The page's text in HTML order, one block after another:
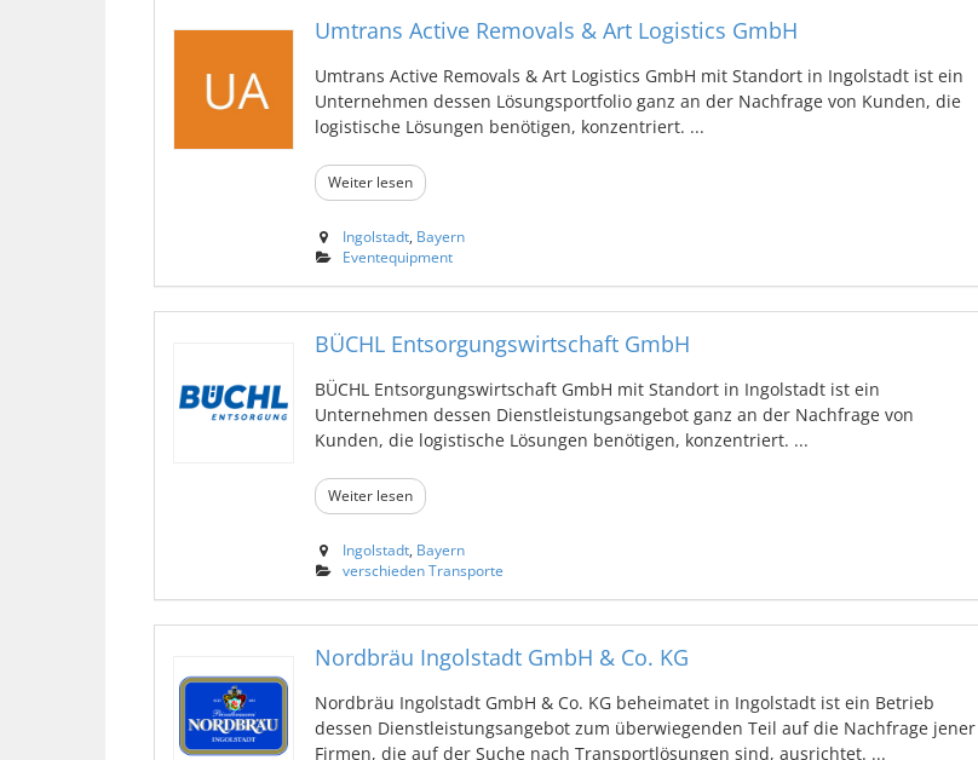
Umtrans Active Removals & Art Logistics GmbH
Umtrans Active Removals & Art Logistics GmbH mit Standort in Ingolstadt ist ein
Unternehmen dessen Lösungsportfolio ganz an der Nachfrage von Kunden, die
logistische Lösungen benötigen, konzentriert. ...
Weiter lesen
Ingolstadt, Bayern
Eventequipment
BÜCHL Entsorgungswirtschaft GmbH
BÜCHL Entsorgungswirtschaft GmbH mit Standort in Ingolstadt ist ein
Unternehmen dessen Dienstleistungsangebot ganz an der Nachfrage von
Kunden, die logistische Lösungen benötigen, konzentriert. ...
Weiter lesen
Ingolstadt, Bayern
verschieden Transporte
Nordbräu Ingolstadt GmbH & Co. KG
Nordbräu Ingolstadt GmbH & Co. KG beheimatet in Ingolstadt ist ein Betrieb
dessen Dienstleistungsangebot zum überwiegenden Teil auf die Nachfrage jener
Firmen, die auf der Suche nach Transportlösungen sind, ausrichtet. ...